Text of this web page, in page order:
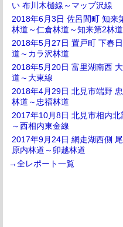
い 布川木樋線～マップ沢線
2018年6月3日 佐呂間町 知来
林道～仁倉林道～知来第2林道
2018年5月27日 置戸町 下春
道～カラ沢林道
2018年5月20日 富里湖南西
道～大東線
2018年4月29日 北見市端野
林道～忠福林道
2017年10月8日 北見市相内北
～西相内東金線
2017年9月24日 網走湖西側
原内林道～卯越林道
→全レポート一覧